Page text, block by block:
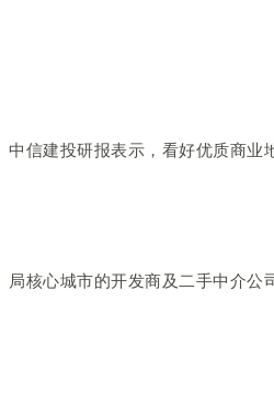
中信建投研报表示，看好优质商业
局核心城市的开发商及二手中介公